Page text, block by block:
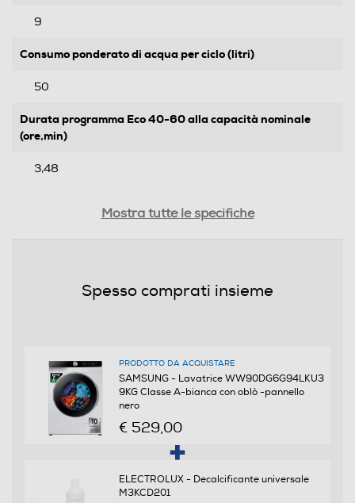
9
Consumo ponderato di acqua per ciclo (litri)
50
Durata programma Eco 40-60 alla capacità nominale
(ore,min)
3,48
Classe centrifuga
Classe emissione rumore centrifuga
Mostra tutte le specifiche
Spesso comprati insieme
PRODOTTO DA ACQUISTARE
SAMSUNG - Lavatrice WW90DG6G94LKU3
9KG Classe A-bianca con oblò -pannello
nero
€ 529,00
ELECTROLUX - Decalcificante universale
M3KCD201